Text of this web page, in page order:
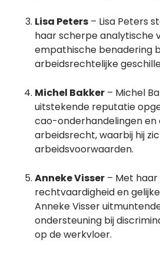
Lisa Peters – Lisa Peters
haar scherpe analytische
empathische benadering
arbeidsrechtelijke
Michel Bakker – Michel
uitstekende reputatie
cao-onderhandelingen
arbeidsrecht, waarbij hij
arbeidsvoorwaarden.
Anneke Visser – Met
rechtvaardigheid en
Anneke Visser
ondersteuning bij
op de werkvloer.